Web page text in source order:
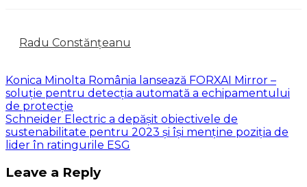
Radu Constănțeanu
Konica Minolta România lansează FORXAI Mirror –
soluție pentru detecția automată a echipamentului
de protecție
Schneider Electric a depășit obiectivele de
sustenabilitate pentru 2023 și își menține poziția de
lider în ratingurile ESG
Leave a Reply